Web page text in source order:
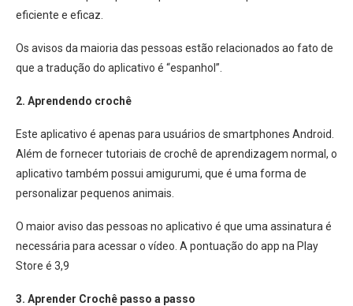
eficiente e eficaz.
Os avisos da maioria das pessoas estão relacionados ao fato de
que a tradução do aplicativo é “espanhol”.
2. Aprendendo crochê
Este aplicativo é apenas para usuários de smartphones Android.
Além de fornecer tutoriais de crochê de aprendizagem normal, o
aplicativo também possui amigurumi, que é uma forma de
personalizar pequenos animais.
O maior aviso das pessoas no aplicativo é que uma assinatura é
necessária para acessar o vídeo. A pontuação do app na Play
Store é 3,9
3. Aprender Crochê passo a passo